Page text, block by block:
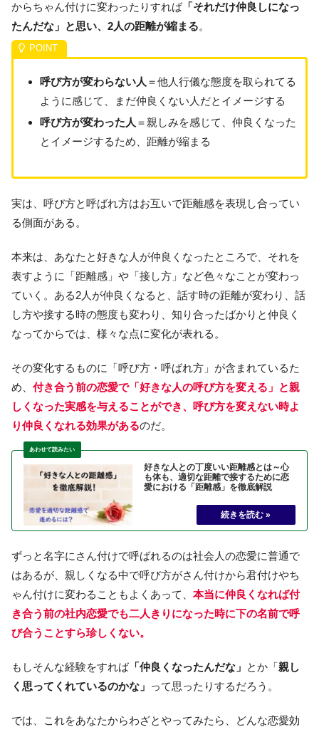
からちゃん付けに変わったりすれば「それだけ仲良しになっ
たんだな」と思い、2人の距離が縮まる。
呼び方が変わらない人 ＝他人行儀な態度を取られてる
ように感じて、まだ仲良くない人だとイメージする
呼び方が変わった人 ＝親しみを感じて、仲良くなった
とイメージするため、距離が縮まる
実は、呼び方と呼ばれ方はお互いで距離感を表現し合ってい
る側面がある。
本来は、あなたと好きな人が仲良くなったところで、それを
表すように「距離感」や「接し方」など色々なことが変わっ
ていく。ある2人が仲良くなると、話す時の距離が変わり、話
し方や接する時の態度も変わり、知り合ったばかりと仲良く
なってからでは、様々な点に変化が表れる。
その変化するものに「呼び方・呼ばれ方」が含まれているた
め、 付き合う前の恋愛で「好きな人の呼び方を変える」と親
しくなった実感を与えることができ、呼び方を変えない時よ
り仲良くなれる効果があるのだ。
好きな人との丁度いい距離感とは～心
も体も、適切な距離で接するために恋
愛における「距離感」を徹底解説
ずっと名字にさん付けで呼ばれるのは社会人の恋愛に普通で
はあるが、親しくなる中で呼び方がさん付けから君付けやち
ゃん付けに変わることもよくあって、 本当に仲良くなれば付
き合う前の社内恋愛でも二人きりになった時に下の名前で呼
び合うことすら珍しくない。
もしそんな経験をすれば「仲良くなったんだな」 とか「親し
く思ってくれているのかな」 って思ったりするだろう。
では、これをあなたからわざとやってみたら、どんな恋愛効